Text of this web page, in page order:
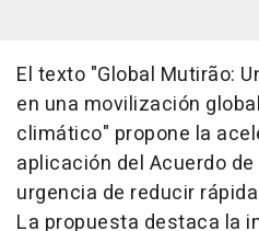
El texto "Global Mutirão:
en una movilización
climático" propone la
aplicación del Acuerdo
urgencia de reducir
La propuesta destaca la